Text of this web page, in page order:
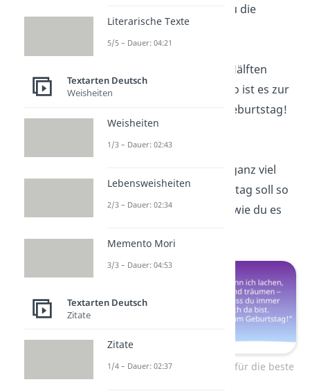
heute bekommst du die
Geschenke!“
„Wir sind wie zwei Hälften
eines
— also ist es zur
Hälfte auch mein Geburtstag!
Alles Liebe!“
, Spaß und ganz viel
Liebe! Dein Geburtstag soll so
besonders werden wie du es
Geburtstagswünsche für die beste
Literarische Texte
5/5 – Dauer: 04:21
Textarten Deutsch
Weisheiten
Weisheiten
1/3 – Dauer: 02:43
Lebensweisheiten
2/3 – Dauer: 02:34
Memento Mori
3/3 – Dauer: 04:53
Textarten Deutsch
Zitate
Zitate
1/4 – Dauer: 02:37